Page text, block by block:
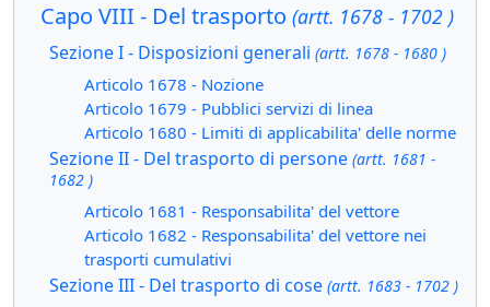
Capo VIII - Del trasporto (artt. 1678 - 1702 )
Sezione I - Disposizioni generali (artt. 1678 - 1680 )
Articolo 1678 - Nozione
Articolo 1679 - Pubblici servizi di linea
Articolo 1680 - Limiti di applicabilita' delle norme
Sezione II - Del trasporto di persone (artt. 1681 -
1682 )
Articolo 1681 - Responsabilita' del vettore
Articolo 1682 - Responsabilita' del vettore nei
trasporti cumulativi
Sezione III - Del trasporto di cose (artt. 1683 - 1702 )